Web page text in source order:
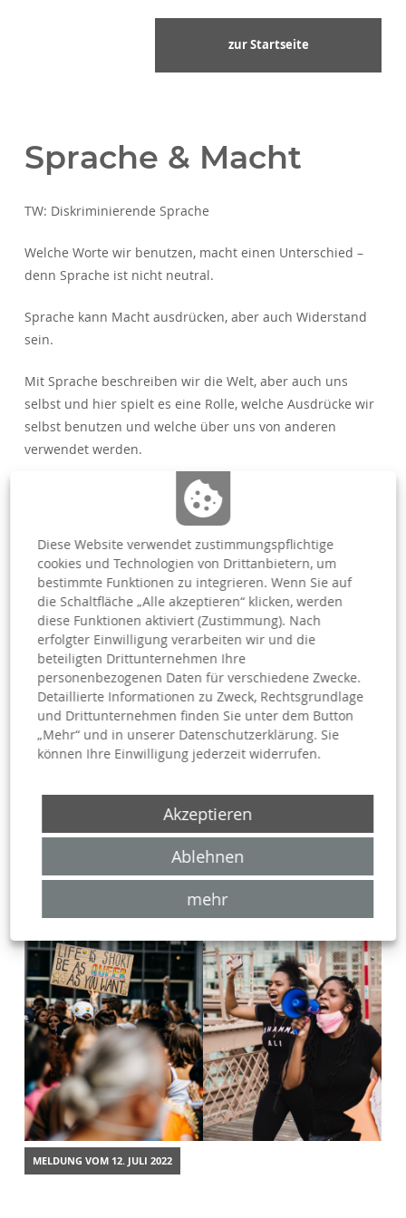
zur Startseite
Sprache & Macht
TW: Diskriminierende Sprache
Welche Worte wir benutzen, macht einen Unterschied –
denn Sprache ist nicht neutral.
Sprache kann Macht ausdrücken, aber auch Widerstand
sein.
Mit Sprache beschreiben wir die Welt, aber auch uns
selbst und hier spielt es eine Rolle, welche Ausdrücke wir
selbst benutzen und welche über uns von anderen
verwendet werden.
Wer spricht wie über wen? Was machen
Fremdbezeichnungen mit uns? Wie können uns
Selbstbezeichnungen befreien? Und welche Rolle spielt
die Wiederaneignung von Fremdbezeichnungen in
Widerstandskämpfen?
In unserem Post soll es heute um die Macht von Sprache
gehen und wie die Entwicklungen von Bezeichnungen von
unterschiedlichen marginalisierten Gruppen wie
LGBTQIA+ Personen, Menschen mit Behinderung oder
Schwarzen Menschen und People of Color mit den
jeweiligen Bewegungen für ihre Rechte
zusammenhängen.
Informieren Sie sich heute in unserem Instagram-Post:
Zurück zur Übersicht
MELDUNG VOM 12. JULI 2022
Diese Website verwendet zustimmungspflichtige
cookies und Technologien von Drittanbietern, um
bestimmte Funktionen zu integrieren. Wenn Sie auf
die Schaltfläche „Alle akzeptieren“ klicken, werden
diese Funktionen aktiviert (Zustimmung). Nach
erfolgter Einwilligung verarbeiten wir und die
beteiligten Drittunternehmen Ihre
personenbezogenen Daten für verschiedene Zwecke.
Detaillierte Informationen zu Zweck, Rechtsgrundlage
und Drittunternehmen finden Sie unter dem Button
„Mehr“ und in unserer Datenschutzerklärung. Sie
können Ihre Einwilligung jederzeit widerrufen.
Akzeptieren
Ablehnen
mehr